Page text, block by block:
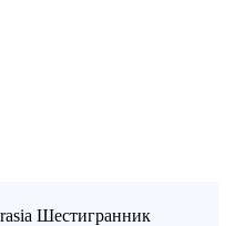
Шестигранник